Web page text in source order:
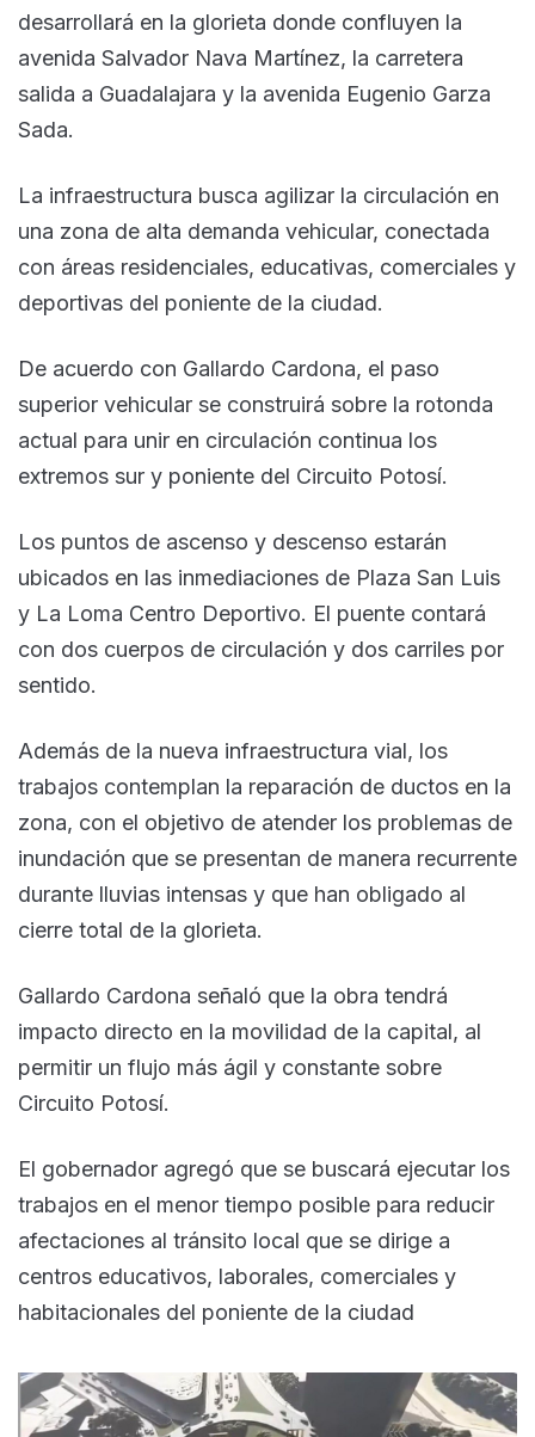
desarrollará en la glorieta donde confluyen la
avenida Salvador Nava Martínez, la carretera
salida a Guadalajara y la avenida Eugenio Garza
Sada.
La infraestructura busca agilizar la circulación en
una zona de alta demanda vehicular, conectada
con áreas residenciales, educativas, comerciales y
deportivas del poniente de la ciudad.
De acuerdo con Gallardo Cardona, el paso
superior vehicular se construirá sobre la rotonda
actual para unir en circulación continua los
extremos sur y poniente del Circuito Potosí.
Los puntos de ascenso y descenso estarán
ubicados en las inmediaciones de Plaza San Luis
y La Loma Centro Deportivo. El puente contará
con dos cuerpos de circulación y dos carriles por
sentido.
Además de la nueva infraestructura vial, los
trabajos contemplan la reparación de ductos en la
zona, con el objetivo de atender los problemas de
inundación que se presentan de manera recurrente
durante lluvias intensas y que han obligado al
cierre total de la glorieta.
Gallardo Cardona señaló que la obra tendrá
impacto directo en la movilidad de la capital, al
permitir un flujo más ágil y constante sobre
Circuito Potosí.
El gobernador agregó que se buscará ejecutar los
trabajos en el menor tiempo posible para reducir
afectaciones al tránsito local que se dirige a
centros educativos, laborales, comerciales y
habitacionales del poniente de la ciudad